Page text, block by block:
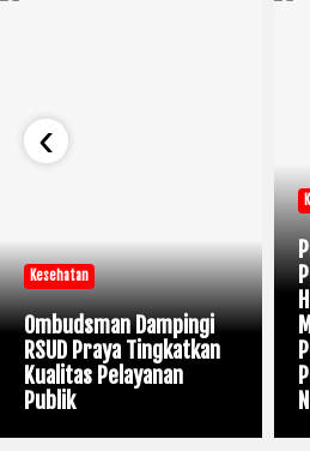
Kesehatan
Ombudsman Dampingi
RSUD Praya Tingkatkan
Kualitas Pelayanan
Publik
‹